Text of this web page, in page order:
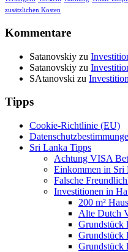
zusätzlichen Kosten
Kommentare
Satanovskiy zu
Satanovskiy zu
SAtanovski zu
Tipps
Cookie-Richtlinie (EU)
Sri Lanka Tipps
Achtung VISA
Einkommen in Sri
Falsche
Investitionen in
200 m²
Alte Dutch
Grundstück
Grundstück
Grundstück